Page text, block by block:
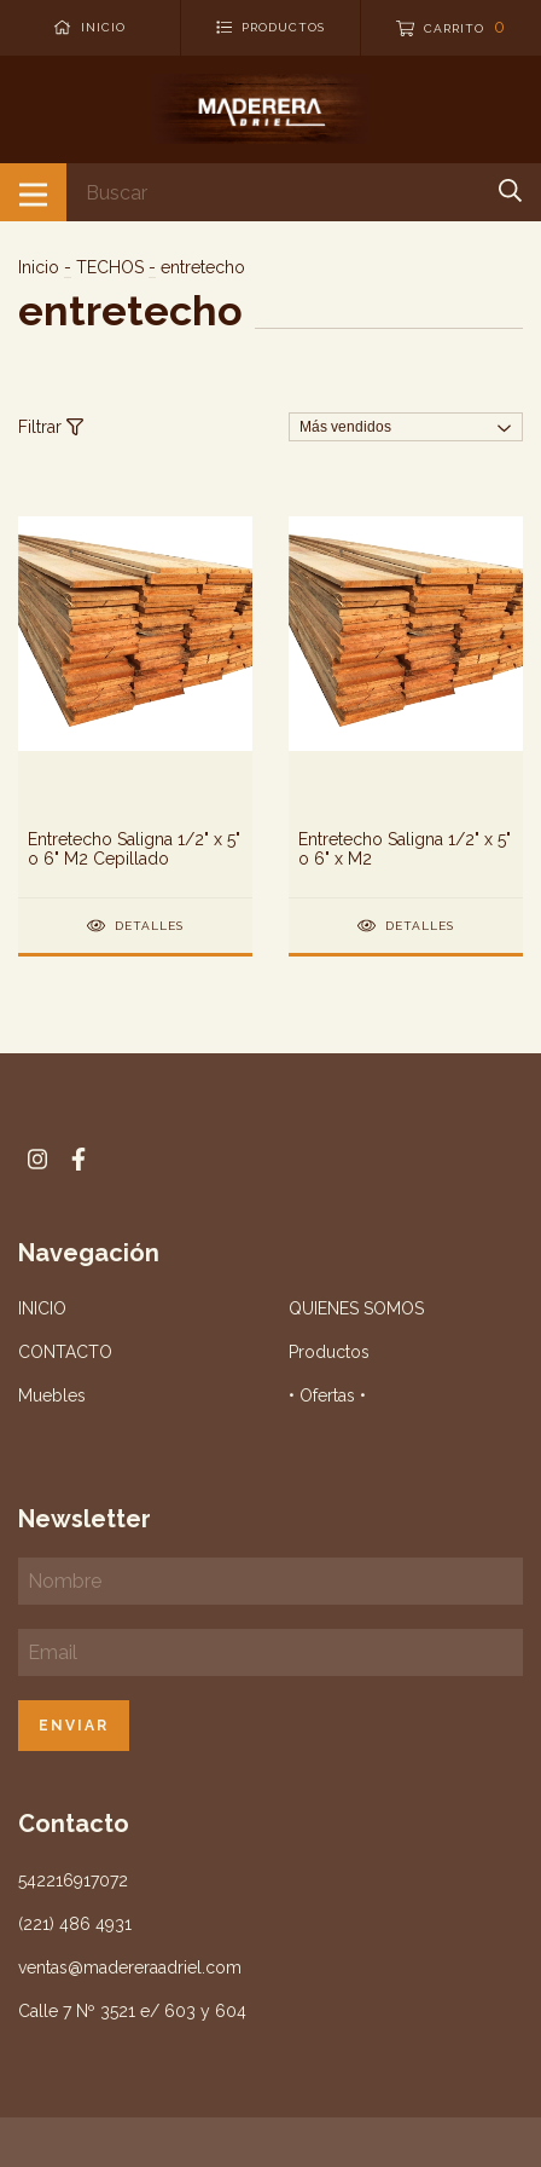
INICIO PRODUCTOS CARRITO 0
Inicio - TECHOS - entretecho
entretecho
Filtrar
Entretecho Saligna 1/2" x 5"
o 6" M2 Cepillado
DETALLES
Entretecho Saligna 1/2" x 5"
o 6" x M2
DETALLES
Navegación
INICIO QUIENES SOMOS
CONTACTO Productos
Muebles • Ofertas •
Newsletter
Contacto
542216917072
(221) 486 4931
ventas@madereraadriel.com
Calle 7 Nº 3521 e/ 603 y 604